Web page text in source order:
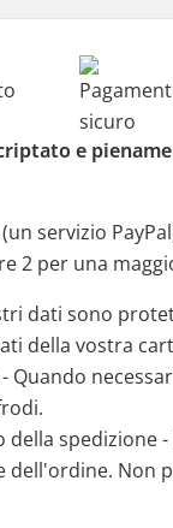
e
servizio
2 per una
dati sono
della vostra
Quando
spedizione
dell'ordine. Non